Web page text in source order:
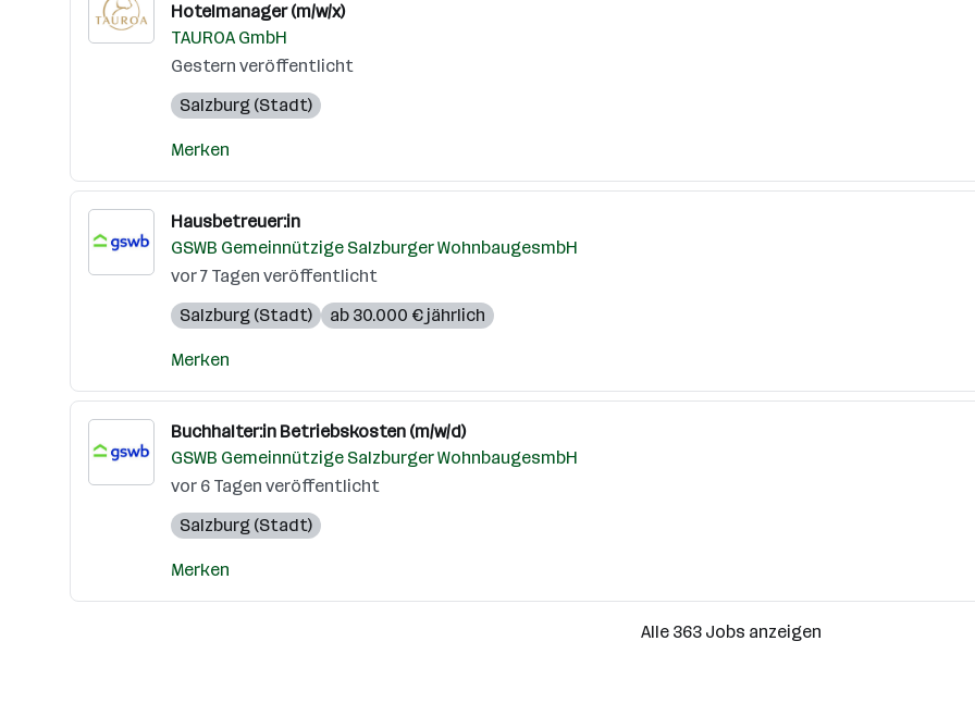
Hotelmanager (m/w/x)
TAUROA GmbH
Gestern veröffentlicht
Salzburg (Stadt)
Merken
Hausbetreuer:in
GSWB Gemeinnützige Salzburger WohnbaugesmbH
vor 7 Tagen veröffentlicht
Salzburg (Stadt)
ab 30.000 € jährlich
Merken
Buchhalter:in Betriebskosten (m/w/d)
GSWB Gemeinnützige Salzburger WohnbaugesmbH
vor 6 Tagen veröffentlicht
Salzburg (Stadt)
Merken
Alle 363 Jobs anzeigen